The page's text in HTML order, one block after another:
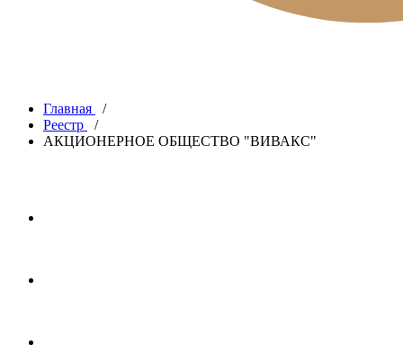
Главная
/
Реестр
/
АКЦИОНЕРНОЕ ОБЩЕСТВО "ВИВАКС"